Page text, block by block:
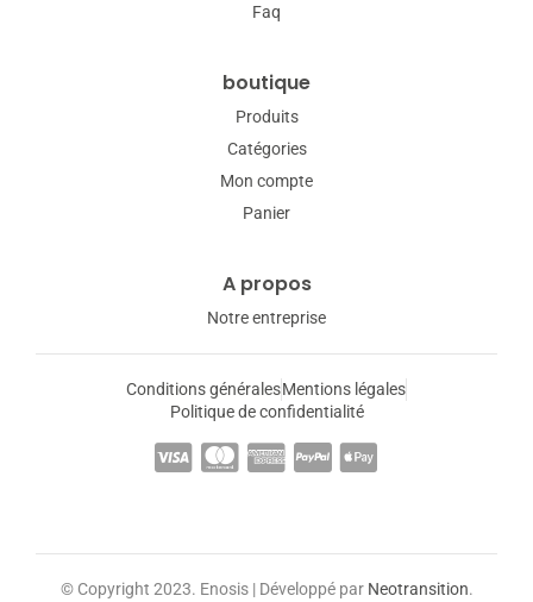
Faq
boutique
Produits
Catégories
Mon compte
Panier
A propos
Notre entreprise
Conditions généralesMentions légales
Politique de confidentialité
© Copyright 2023. Enosis | Développé par Neotransition.